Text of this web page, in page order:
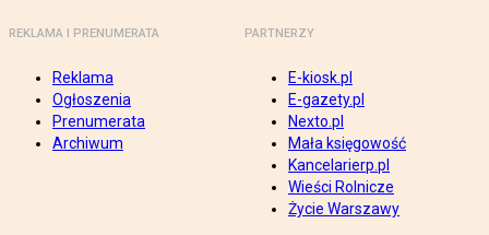
REKLAMA I PRENUMERATA
Reklama
Ogłoszenia
Prenumerata
Archiwum
PARTNERZY
E-kiosk.pl
E-gazety.pl
Nexto.pl
Mała księgowość
Kancelarierp.pl
Wieści Rolnicze
Życie Warszawy